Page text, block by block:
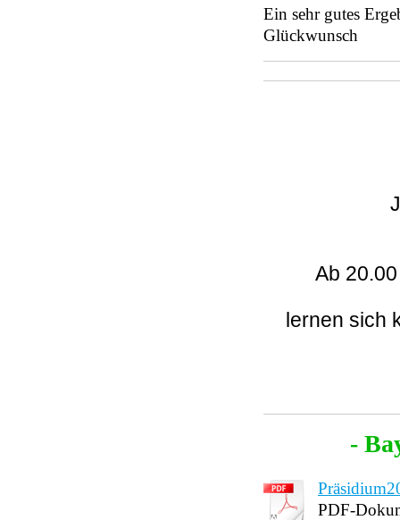
Ein sehr gutes
Glückwunsch
Ab
lernen sich
-
PDF-